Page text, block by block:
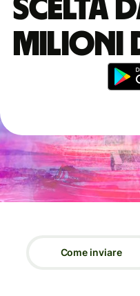
scelta
milioni
Come inviare